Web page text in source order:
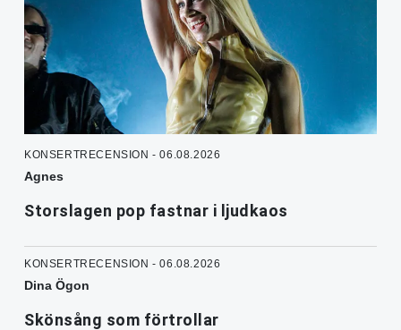
KONSERTRECENSION - 06.08.2026
Agnes
Storslagen pop fastnar i ljudkaos
KONSERTRECENSION - 06.08.2026
Dina Ögon
Skönsång som förtrollar